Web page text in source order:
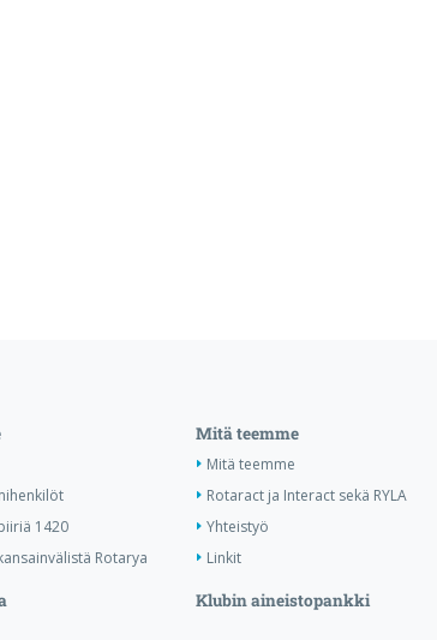
1420
Rotarya
Mitä teemme
Mitä teemme
Rotaract ja Interact sekä RYLA
Yhteistyö
Linkit
Klubin aineistopankki